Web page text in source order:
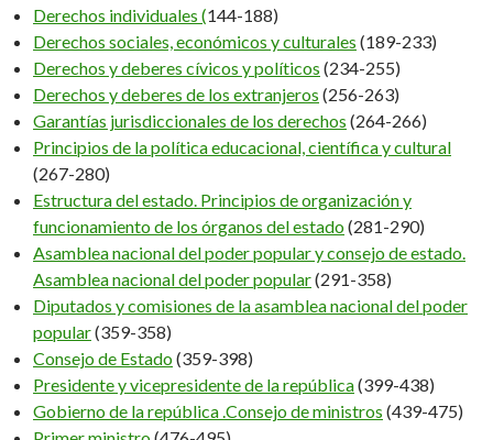
Derechos individuales (144-188)
Derechos sociales, económicos y culturales (189-233)
Derechos y deberes cívicos y políticos (234-255)
Derechos y deberes de los extranjeros (256-263)
Garantías jurisdiccionales de los derechos (264-266)
Principios de la política educacional, científica y cultural
(267-280)
Estructura del estado. Principios de organización y
funcionamiento de los órganos del estado(281-290)
Asamblea nacional del poder popular y consejo de estado.
Asamblea nacional del poder popular(291-358)
Diputados y comisiones de la asamblea nacional del poder
popular(359-358)
Consejo de Estado(359-398)
Presidente y vicepresidente de la república(399-438)
Gobierno de la república .Consejo de ministros (439-475)